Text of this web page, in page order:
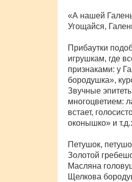
«А нашей
Угощайся,
Прибаутки
игрушкам, где
признаками: у
бородушка»,
Звучные
многоцветием:
встает,
оконышко» и т.д.:
Петушок,
Золотой
Масляна
Щелкова